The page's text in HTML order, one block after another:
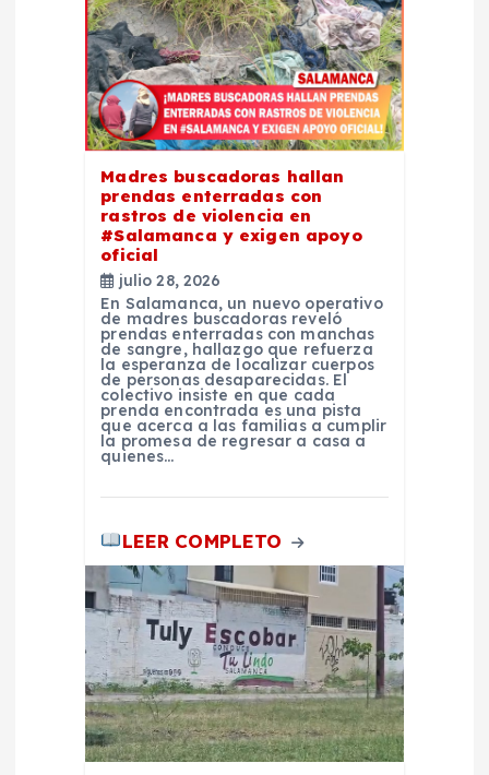
Madres buscadoras hallan
prendas enterradas con
rastros de violencia en
#Salamanca y exigen apoyo
oficial
julio 28, 2026
En Salamanca, un nuevo operativo
de madres buscadoras reveló
prendas enterradas con manchas
de sangre, hallazgo que refuerza
la esperanza de localizar cuerpos
de personas desaparecidas. El
colectivo insiste en que cada
prenda encontrada es una pista
que acerca a las familias a cumplir
la promesa de regresar a casa a
quienes…
LEER COMPLETO